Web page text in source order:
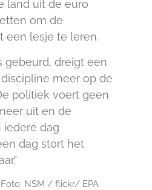
land uit de euro
om de
een lesje te leren.
gebeurd, dreigt een
discipline meer op de
politiek voert geen
uit en de
iedere dag
dag stort het
NSM / flickr/ EPA